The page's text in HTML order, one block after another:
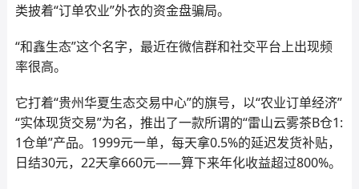
类披着“订单农业”外衣的资金盘骗局。
“和鑫生态”这个名字，最近在微信群和社交平台上出现频
率很高。
它打着“贵州华夏生态交易中心”的旗号，以“农业订单经济”
“实体现货交易”为名，推出了一款所谓的“雷山云雾茶B仓1:
1仓单”产品。1999元一单，每天拿0.5%的延迟发货补贴，
日结30元，22天拿660元——算下来年化收益超过800%。